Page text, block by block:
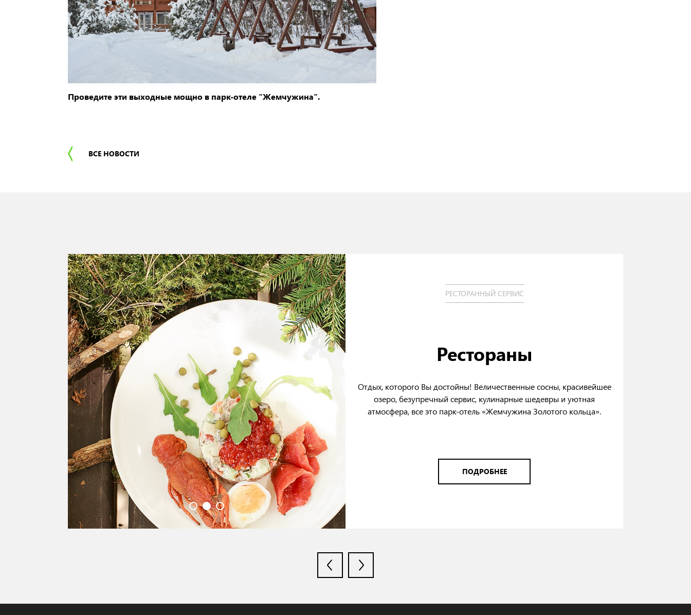
Проведите эти выходные мощно в парк-отеле "Жемчужина".
ВСЕ НОВОСТИ
РЕСТОРАННЫЙ СЕРВИС
Рестораны
Отдых, которого Вы достойны! Величественные сосны, красивейшее
озеро, безупречный сервис, кулинарные шедевры и уютная
атмосфера, все это парк-отель «Жемчужина Золотого кольца».
ПОДРОБНЕЕ